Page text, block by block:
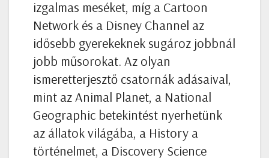
izgalmas meséket, míg a Cartoon
Network és a Disney Channel az
idősebb gyerekeknek sugároz jobbnál
jobb műsorokat. Az olyan
ismeretterjesztő csatornák adásaival,
mint az Animal Planet, a National
Geographic betekintést nyerhetünk
az állatok világába, a History a
történelmet, a Discovery Science